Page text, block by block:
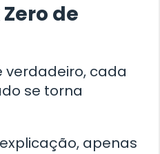
de
verdadeiro, cada
se torna
apenas